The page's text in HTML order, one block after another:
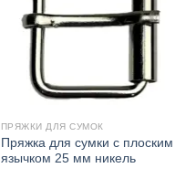
ПРЯЖКИ ДЛЯ СУМОК
Пряжка для сумки с плоским
язычком 25 мм никель